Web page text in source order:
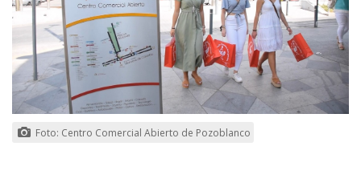
Foto: Centro Comercial Abierto de Pozoblanco